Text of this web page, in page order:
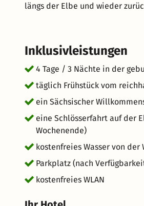
längs der Elbe und wieder zurück
06:00 Uhr bis 22:30 Uhr
Sie bitte bis spätestens 22:00
auf.
Inklusivleistungen
4 Tage / 3 Nächte in der
täglich Frühstück vom
ein Sächsischer
eine Schlösserfahrt auf der
Wochenende)
kostenfreies Wasser von
Parkplatz (nach
kostenfreies WLAN